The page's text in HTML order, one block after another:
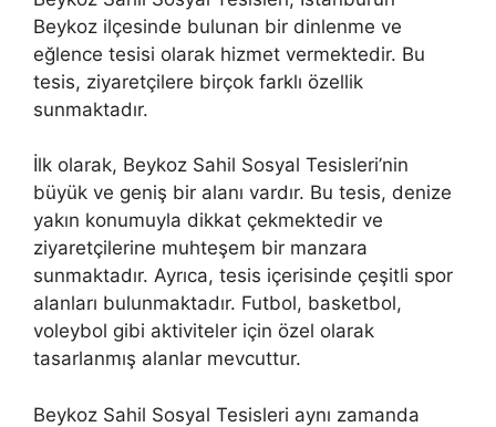
Beykoz ilçesinde bulunan bir dinlenme ve
eğlence tesisi olarak hizmet vermektedir. Bu
tesis, ziyaretçilere birçok farklı özellik
sunmaktadır.
İlk olarak, Beykoz Sahil Sosyal Tesisleri’nin
büyük ve geniş bir alanı vardır. Bu tesis, denize
yakın konumuyla dikkat çekmektedir ve
ziyaretçilerine muhteşem bir manzara
sunmaktadır. Ayrıca, tesis içerisinde çeşitli spor
alanları bulunmaktadır. Futbol, basketbol,
voleybol gibi aktiviteler için özel olarak
tasarlanmış alanlar mevcuttur.
Beykoz Sahil Sosyal Tesisleri aynı zamanda